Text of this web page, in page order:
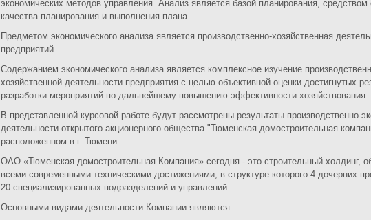
экономических методов управления. Анализ является базой планирования, средством
качества планирования и выполнения плана.
Предметом экономического анализа является производственно-хозяйственная
предприятий.
Содержанием экономического анализа является комплексное изучение
хозяйственной деятельности предприятия с целью объективной оценки достигнутых
разработки мероприятий по дальнейшему повышению эффективности хозяйствования.
В представленной курсовой работе будут рассмотрены результаты производственно-
деятельности открытого акционерного общества "Тюменская домостроительная
расположенном в г. Тюмени.
ОАО «Тюменская домостроительная Компания» сегодня - это строительный холдинг,
всеми современными техническими достижениями, в структуре которого 4 дочерних
20 специализированных подразделений и управлений.
Основными видами деятельности Компании являются: